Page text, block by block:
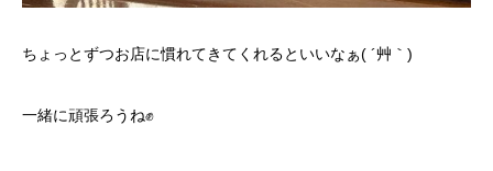
ちょっとずつお店に慣れてきてくれるといいなぁ( ´艸｀)
一緒に頑張ろうね✊